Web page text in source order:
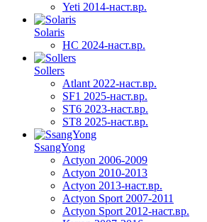
Yeti 2014-наст.вр.
Solaris
HC 2024-наст.вр.
Sollers
Atlant 2022-наст.вр.
SF1 2025-наст.вр.
ST6 2023-наст.вр.
ST8 2025-наст.вр.
SsangYong
Actyon 2006-2009
Actyon 2010-2013
Actyon 2013-наст.вр.
Actyon Sport 2007-2011
Actyon Sport 2012-наст.вр.